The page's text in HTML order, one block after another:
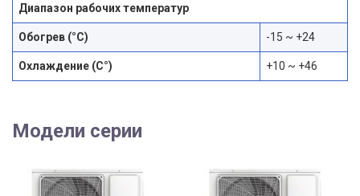
Диапазон рабочих температур
Обогрев (°С) -15 ~ +24
Охлаждение (С°) +10 ~ +46
Модели серии